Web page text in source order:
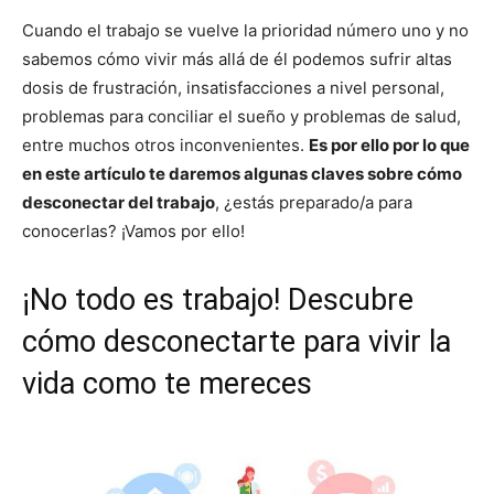
Cuando el trabajo se vuelve la prioridad número uno y no
sabemos cómo vivir más allá de él podemos sufrir altas
dosis de frustración, insatisfacciones a nivel personal,
problemas para conciliar el sueño y problemas de salud,
entre muchos otros inconvenientes. Es por ello por lo que
en este artículo te daremos algunas claves sobre cómo
desconectar del trabajo, ¿estás preparado/a para
conocerlas? ¡Vamos por ello!
¡No todo es trabajo! Descubre
cómo desconectarte para vivir la
vida como te mereces